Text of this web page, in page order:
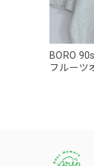
BORO
フルーツ
リント